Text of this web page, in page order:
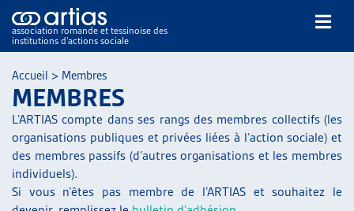
association romande et tessinoise des
institutions d’actions sociale
NOS PUBLICATIONS
Accueil > Membres
MEMBRES
L’ARTIAS compte dans ses rangs des membres collectifs (les
organisations publiques et privées liées à l’action sociale) et
des membres passifs (d’autres organisations et les membres
individuels).
Si vous n’êtes pas membre de l’ARTIAS et souhaitez le